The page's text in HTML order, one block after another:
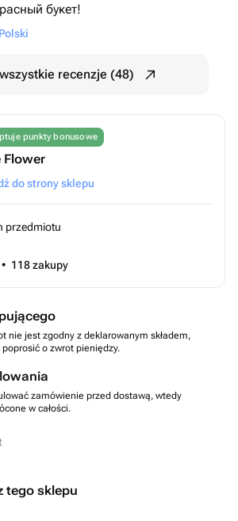
букет!
recenzje (48)
punkty bonusowe
Flower
do strony sklepu
przedmiotu
• 118zakupy
nie jest zgodny z deklarowanym składem,
o zwrot pieniędzy.
zamówienie przed dostawą, wtedy
w całości.
tego sklepu